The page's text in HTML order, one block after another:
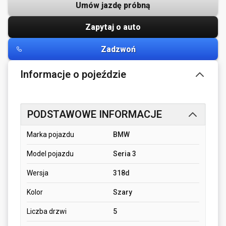
Umów jazdę próbną
Zapytaj o auto
Zadzwoń
Informacje o pojeździe
PODSTAWOWE INFORMACJE
Marka pojazdu BMW
Model pojazdu Seria 3
Wersja 318d
Kolor Szary
Liczba drzwi 5